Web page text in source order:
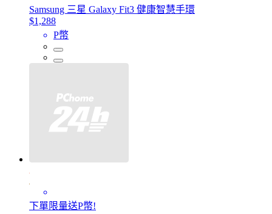
Samsung 三星 Galaxy Fit3 健康智慧手環
$1,288
P幣
下單限量送P幣!